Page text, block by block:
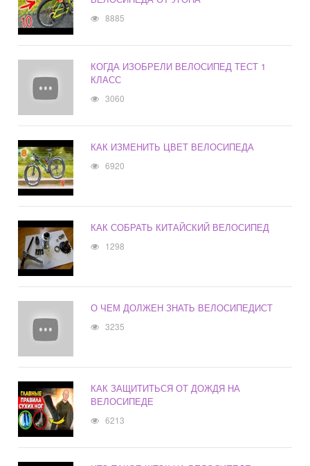
8885
КОГДА ИЗОБРЕЛИ ВЕЛОСИПЕД ТЕСТ 1
КЛАСС
3060
КАК ИЗМЕНИТЬ ЦВЕТ ВЕЛОСИПЕДА
6920
КАК СОБРАТЬ КИТАЙСКИЙ ВЕЛОСИПЕД
1298
О ЧЕМ ДОЛЖЕН ЗНАТЬ ВЕЛОСИПЕДИСТ
3235
КАК ЗАЩИТИТЬСЯ ОТ ДОЖДЯ НА
ВЕЛОСИПЕДЕ
6213